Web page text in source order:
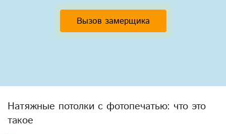
Вызов замерщика
Натяжные потолки с фотопечатью: что это
такое